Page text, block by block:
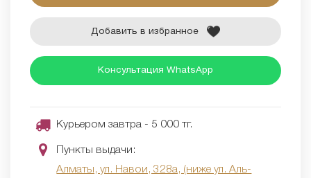
Добавить в избранное
Консультация WhatsApp
Курьером завтра - 5 000 тг.
Пункты выдачи:
Алматы, ул. Навои, 328а, (ниже ул. Аль-